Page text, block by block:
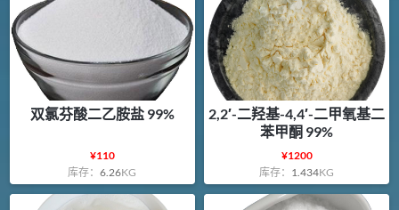
双氯芬酸二乙胺盐 99%
¥110
库存：6.26KG
2,2′-二羟基-4,4′-二甲氧基二
苯甲酮 99%
¥1200
库存： 1.434KG